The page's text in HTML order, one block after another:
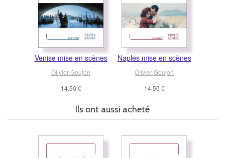
Venise mise en scènes
Olivier Goujon
14,50 €
Naples mise en scènes
Olivier Goujon
14,50 €
Ils ont aussi acheté